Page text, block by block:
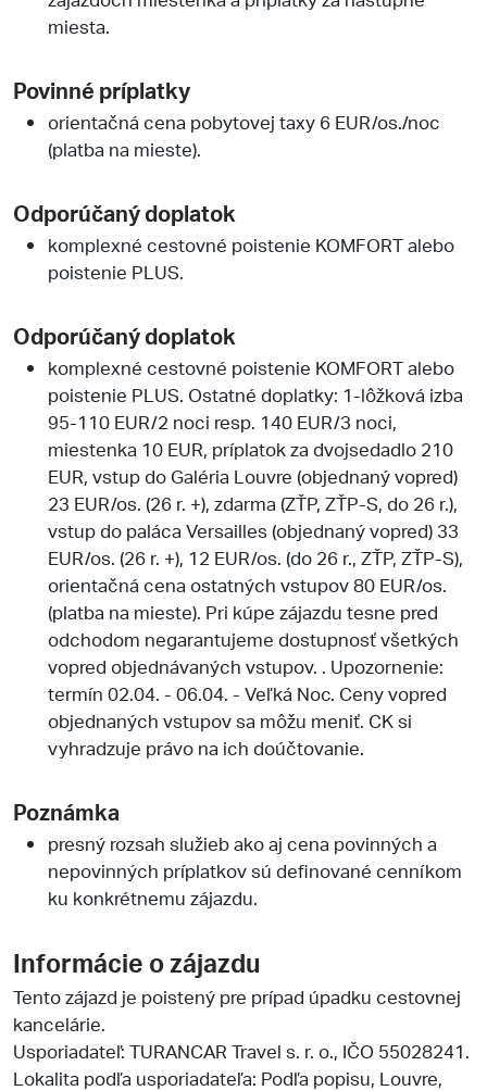
miesta.
Povinné príplatky
orientačná cena pobytovej taxy 6 EUR/os./noc
(platba na mieste).
Odporúčaný doplatok
komplexné cestovné poistenie KOMFORT alebo
poistenie PLUS.
Odporúčaný doplatok
komplexné cestovné poistenie KOMFORT alebo
poistenie PLUS. Ostatné doplatky: 1-lôžková izba
95-110 EUR/2 noci resp. 140 EUR/3 noci,
miestenka 10 EUR, príplatok za dvojsedadlo 210
EUR, vstup do Galéria Louvre (objednaný vopred)
23 EUR/os. (26 r. +), zdarma (ZŤP, ZŤP-S, do 26 r.),
vstup do paláca Versailles (objednaný vopred) 33
EUR/os. (26 r. +), 12 EUR/os. (do 26 r., ZŤP, ZŤP-S),
orientačná cena ostatných vstupov 80 EUR/os.
(platba na mieste). Pri kúpe zájazdu tesne pred
odchodom negarantujeme dostupnosť všetkých
vopred objednávaných vstupov. . Upozornenie:
termín 02.04. - 06.04. - Veľká Noc. Ceny vopred
objednaných vstupov sa môžu meniť. CK si
vyhradzuje právo na ich doúčtovanie.
Poznámka
presný rozsah služieb ako aj cena povinných a
nepovinných príplatkov sú definované cenníkom
ku konkrétnemu zájazdu.
Informácie o zájazdu
Tento zájazd je poistený pre prípad úpadku cestovnej
kancelárie.
Usporiadateľ: TURANCAR Travel s. r. o., IČO 55028241.
Lokalita podľa usporiadateľa: Podľa popisu, Louvre,